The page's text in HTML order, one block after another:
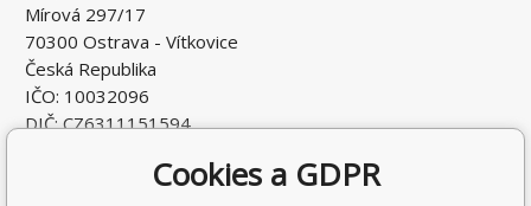
Mírová 297/17
70300 Ostrava - Vítkovice
Česká Republika
IČO: 10032096
DIČ: CZ6311151594
Cookies a GDPR